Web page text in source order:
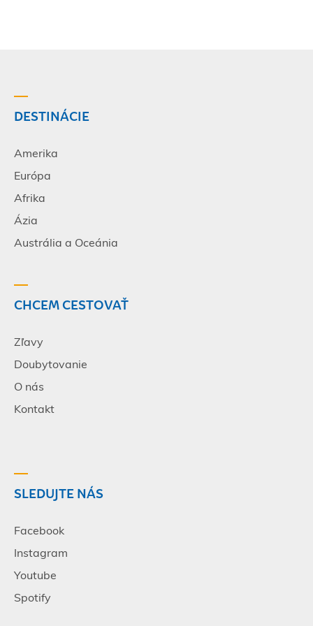
DESTINÁCIE
Amerika
Európa
Afrika
Ázia
Austrália a Oceánia
CHCEM CESTOVAŤ
Zľavy
Doubytovanie
O nás
Kontakt
SLEDUJTE NÁS
Facebook
Instagram
Youtube
Spotify